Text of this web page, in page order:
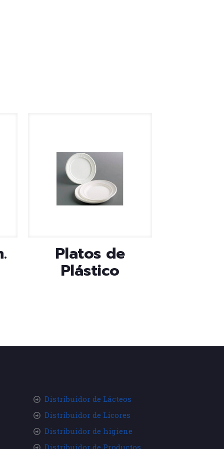
Platos de
Plástico
Distribuidor de Lácteos
Distribuidor de Licores
Distribuidor de higiene
Distribuidor de Productos